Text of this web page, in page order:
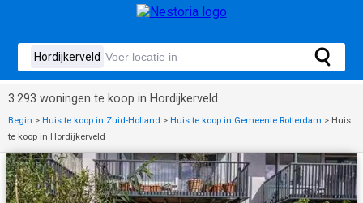
3.293 woningen te koop in Hordijkerveld
Begin > Huis te koop in Zuid-Holland > Huis te koop in Gemeente Rotterdam > Huis
te koop in Hordijkerveld